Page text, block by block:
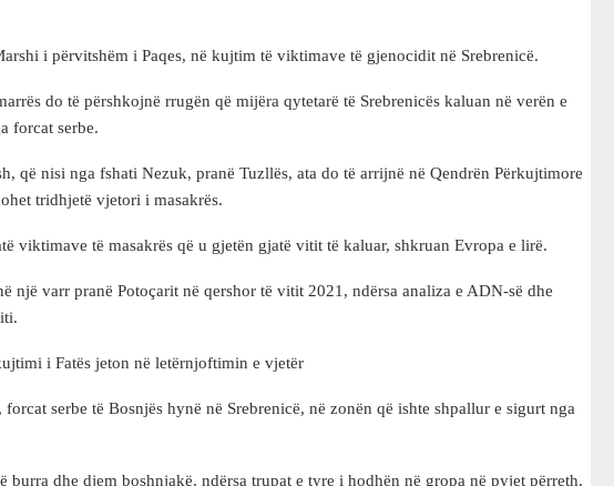
i përvitshëm i Paqes, në kujtim të viktimave të gjenocidit në Srebrenicë.
do të përshkojnë rrugën që mijëra qytetarë të Srebrenicës kaluan në verën e
forcat serbe.
që nisi nga fshati Nezuk, pranë Tuzllës, ata do të arrijnë në Qendrën Përkujtimore
tridhjetë vjetori i masakrës.
viktimave të masakrës që u gjetën gjatë vitit të kaluar, shkruan Evropa e lirë.
një varr pranë Potoçarit në qershor të vitit 2021, ndërsa analiza e ADN-së dhe
i Fatës jeton në letërnjoftimin e vjetër
serbe të Bosnjës hynë në Srebrenicë, në zonën që ishte shpallur e sigurt nga
burra dhe djem boshnjakë, ndërsa trupat e tyre i hodhën në gropa në pyjet përreth.